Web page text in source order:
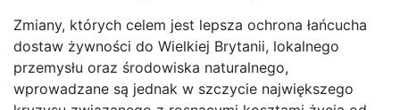
Zmiany, których celem jest lepsza ochrona łańcucha
dostaw żywności do Wielkiej Brytanii, lokalnego
przemysłu oraz środowiska naturalnego,
wprowadzane są jednak w szczycie największego